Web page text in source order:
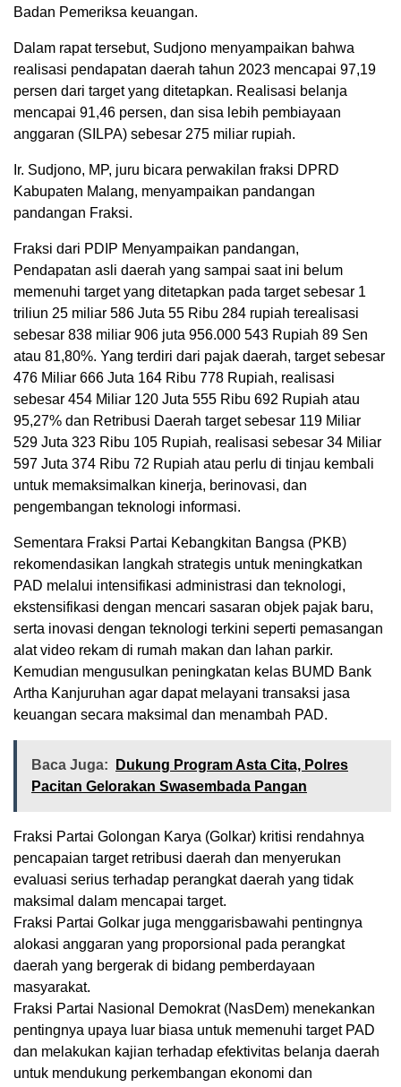
Badan Pemeriksa keuangan.
Dalam rapat tersebut, Sudjono menyampaikan bahwa
realisasi pendapatan daerah tahun 2023 mencapai 97,19
persen dari target yang ditetapkan. Realisasi belanja
mencapai 91,46 persen, dan sisa lebih pembiayaan
anggaran (SILPA) sebesar 275 miliar rupiah.
Ir. Sudjono, MP, juru bicara perwakilan fraksi DPRD
Kabupaten Malang, menyampaikan pandangan
pandangan Fraksi.
Fraksi dari PDIP Menyampaikan pandangan,
Pendapatan asli daerah yang sampai saat ini belum
memenuhi target yang ditetapkan pada target sebesar 1
triliun 25 miliar 586 Juta 55 Ribu 284 rupiah terealisasi
sebesar 838 miliar 906 juta 956.000 543 Rupiah 89 Sen
atau 81,80%. Yang terdiri dari pajak daerah, target sebesar
476 Miliar 666 Juta 164 Ribu 778 Rupiah, realisasi
sebesar 454 Miliar 120 Juta 555 Ribu 692 Rupiah atau
95,27% dan Retribusi Daerah target sebesar 119 Miliar
529 Juta 323 Ribu 105 Rupiah, realisasi sebesar 34 Miliar
597 Juta 374 Ribu 72 Rupiah atau perlu di tinjau kembali
untuk memaksimalkan kinerja, berinovasi, dan
pengembangan teknologi informasi.
Sementara Fraksi Partai Kebangkitan Bangsa (PKB)
rekomendasikan langkah strategis untuk meningkatkan
PAD melalui intensifikasi administrasi dan teknologi,
ekstensifikasi dengan mencari sasaran objek pajak baru,
serta inovasi dengan teknologi terkini seperti pemasangan
alat video rekam di rumah makan dan lahan parkir.
Kemudian mengusulkan peningkatan kelas BUMD Bank
Artha Kanjuruhan agar dapat melayani transaksi jasa
keuangan secara maksimal dan menambah PAD.
Baca Juga:
Dukung Program Asta Cita, Polres
Pacitan Gelorakan Swasembada Pangan
Fraksi Partai Golongan Karya (Golkar) kritisi rendahnya
pencapaian target retribusi daerah dan menyerukan
evaluasi serius terhadap perangkat daerah yang tidak
maksimal dalam mencapai target.
Fraksi Partai Golkar juga menggarisbawahi pentingnya
alokasi anggaran yang proporsional pada perangkat
daerah yang bergerak di bidang pemberdayaan
masyarakat.
Fraksi Partai Nasional Demokrat (NasDem) menekankan
pentingnya upaya luar biasa untuk memenuhi target PAD
dan melakukan kajian terhadap efektivitas belanja daerah
untuk mendukung perkembangan ekonomi dan